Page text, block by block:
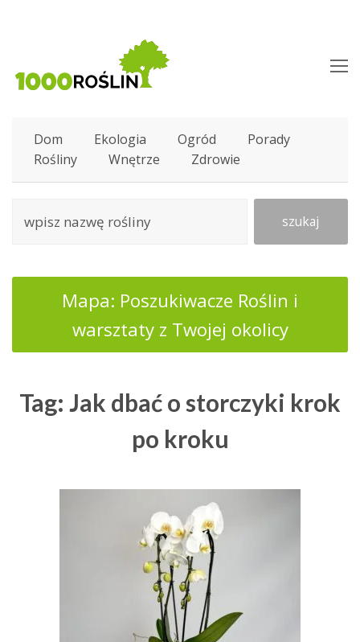
Dom Ekologia Ogród
Porady
Rośliny
Wnętrze Zdrowie
szukaj
Mapa: Poszukiwacze Roślin i
warsztaty z Twojej okolicy
Tag: Jak dbać o storczyki krok
po kroku